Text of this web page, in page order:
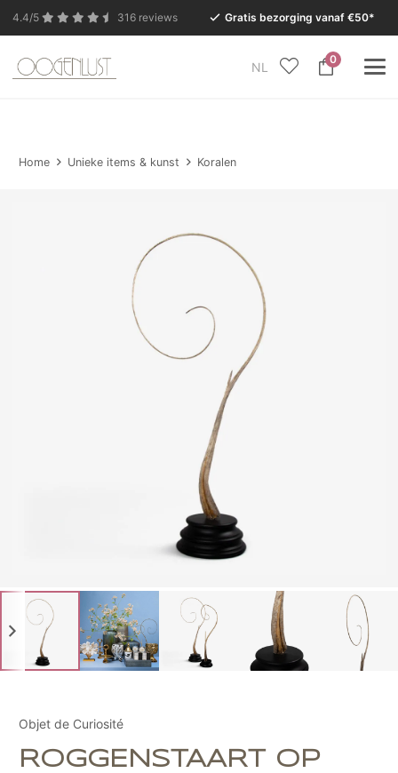
4.4/5 316 reviews Gratis bezorging vanaf €50*
NL
0
In verband met de zomervakantie is onze Conceptstore
Home Unieke items & kunst Koralen
Objet de Curiosité
ROGGENSTAART OP